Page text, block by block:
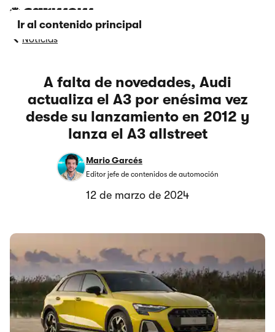
Ir al contenido principal
Noticias
A falta de novedades, Audi
actualiza el A3 por enésima vez
desde su lanzamiento en 2012 y
lanza el A3 allstreet
Mario Garcés
Editor jefe de contenidos de automoción
12 de marzo de 2024